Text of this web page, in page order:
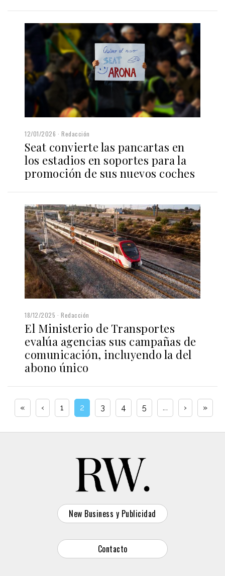
12/01/2026 Redacción
Seat convierte las pancartas en
los estadios en soportes para la
promoción de sus nuevos coches
18/12/2025 Redacción
El Ministerio de Transportes
evalúa agencias sus campañas de
comunicación, incluyendo la del
abono único
« ‹ 1 2 3 4 5 ... › »
New Business y Publicidad
Contacto